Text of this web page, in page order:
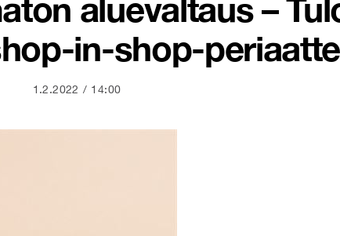
aluevaltaus –
in-shop-
1.2.2022 14:00